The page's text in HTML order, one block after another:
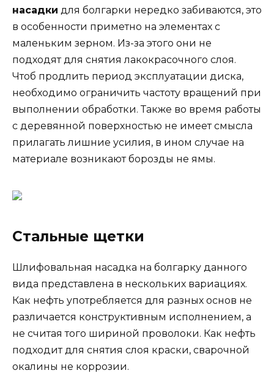
насадки для болгарки нередко забиваются, это
в особенности приметно на элементах с
маленьким зерном. Из-за этого они не
подходят для снятия лакокрасочного слоя.
Чтоб продлить период эксплуатации диска,
необходимо ограничить частоту вращений при
выполнении обработки. Также во время работы
с деревянной поверхностью не имеет смысла
прилагать лишние усилия, в ином случае на
материале возникают борозды не ямы.
Стальные щетки
Шлифовальная насадка на болгарку данного
вида представлена в нескольких вариациях.
Как нефть употребляется для разных основ не
различается конструктивным исполнением, а
не считая того шириной проволоки. Как нефть
подходит для снятия слоя краски, сварочной
окалины не коррозии.